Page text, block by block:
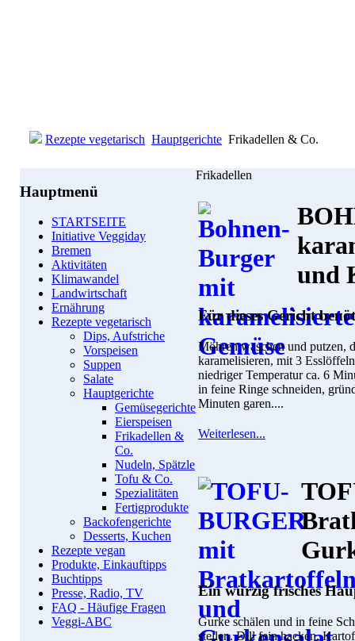
Rezepte vegetarisch Hauptgerichte Frikadellen & Co.
Hauptmenü
STARTSEITE
Initiative Veggiday
Bremen
Aktivitäten
Klimawandel
Landwirtschaft
Ernährung
Rezepte vegetarisch
Dips, Aufstriche
Vorspeisen
Suppen
Salate
Hauptgerichte
Gemüsegerichte
Eierspeisen
Frikadellen &
Co.
Nudeln, Spätzle
Tofu & Co.
Spezialitäten
Fertigprodukte
Backofengerichte
Desserts, Kuchen
Rezepte vegan
Produkte, Einkauftipps
Buchtipps
Presse, Radio, TV
FAQ - Häufige Fragen
Veggi-ABC
Frikadellen
und
Für dieses Gericht
Möhren waschen und putzen,
karamelisieren, mit 3
niedriger Temperatur ca. 6
in feine Ringe schneiden,
Minuten garen....
Weiterlesen...
Ein würzig frisches
Gurke schälen und in feine
stellen. Dill fein hacken.